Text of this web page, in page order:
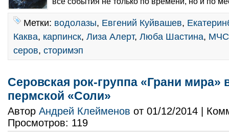
Метки: водолазы, Евгений Куйвашев,
Каква, карпинск, Лиза Алерт, Люба Шастина, МЧС
серов, сторимэп
Серовская рок-группа «Грани мира»
пермской «Соли»
Автор Андрей Клейменов от 01/12/2014 |
Просмотров: 119